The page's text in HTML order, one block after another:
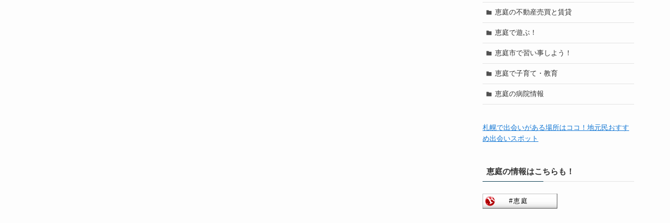
恵庭の不動産売買と賃貸
恵庭で遊ぶ！
恵庭市で習い事しよう！
恵庭で子育て・教育
恵庭の病院情報
札幌で出会いがある場所はココ！地元民おすす
め出会いスポット
恵庭の情報はこちらも！